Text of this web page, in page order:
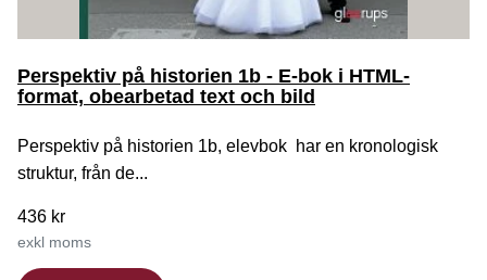
Perspektiv på historien 1b - E-bok i HTML-
format, obearbetad text och bild
Perspektiv på historien 1b, elevbok har en kronologisk
struktur, från de...
436 kr
exkl moms